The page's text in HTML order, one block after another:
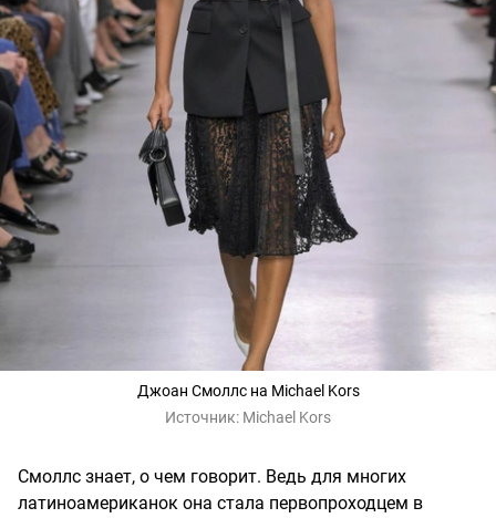
Джоан Смоллс на Michael Kors
Источник: Michael Kors
Смоллс знает, о чем говорит. Ведь для многих
латиноамериканок она стала первопроходцем в